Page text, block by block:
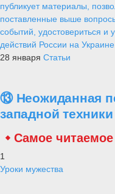
публикует материалы,
поставленные выше
событий, удостовериться и
действий России на Украине.
28 января Статьи
⑬ Неожиданная
западной техники
Самое читаемое
1
Уроки мужества